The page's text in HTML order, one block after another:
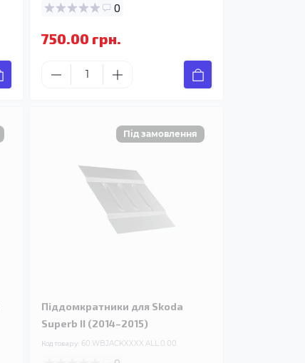
0
750.00 грн.
Піддомкратники для Skoda
Superb II (2014–2015)
Код товару: 60.WBJACKXXXX.ALL.0.00